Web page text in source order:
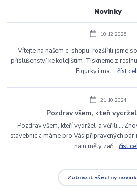
Novinky
10.12.2025
Vítejte na našem e-shopu, rozšířili jsme
příslušenství ke kolejištím. Tiskneme z
Figurky i mal...číst
21.10.2024
Pozdrav všem, kteří
Pozdrav všem, kteří vydrželi a věřili....
stavebnic a máme pro Vás připravených
nám měly zač...číst
Zobrazit všechny